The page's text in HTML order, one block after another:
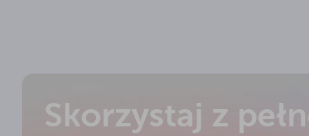
Skorzystaj z